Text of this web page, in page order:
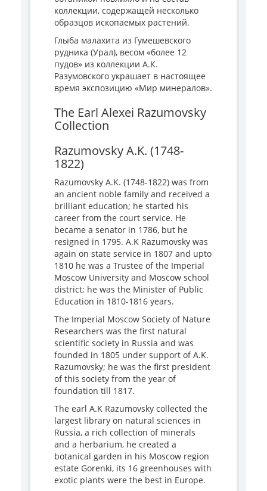
коллекции, содержащей несколько
образцов ископаемых растений.
Глыба малахита из Гумешевского
рудника (Урал), весом «более 12
пудов» из коллекции А.К.
Разумовского украшает в настоящее
время экспозицию «Мир минералов».
The Earl Alexei Razumovsky
Collection
Razumovsky A.K. (1748-
1822)
Razumovsky A.K. (1748-1822) was from
an ancient noble family and received a
brilliant education; he started his
career from the court service. He
became a senator in 1786, but he
resigned in 1795. A.K Razumovsky was
again on state service in 1807 and upto
1810 he was a Trustee of the Imperial
Moscow University and Moscow school
district; he was the Minister of Public
Education in 1810-1816 years.
The Imperial Moscow Society of Nature
Researchers was the first natural
scientific society in Russia and was
founded in 1805 under support of A.K.
Razumovsky; he was the first president
of this society from the year of
foundation till 1817.
The earl A.K Razumovsky collected the
largest library on natural sciences in
Russia, a rich collection of minerals
and a herbarium, he created a
botanical garden in his Moscow region
estate Gorenki, its 16 greenhouses with
exotic plants were the best in Europe.